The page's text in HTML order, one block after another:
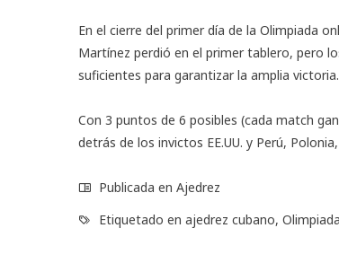
En el cierre del primer día de la Olimpiada
Martínez perdió en el primer tablero, pero
suficientes para garantizar la amplia victoria.
Con 3 puntos de 6 posibles (cada match
detrás de los invictos EE.UU. y Perú,
Publicada en Ajedrez
Etiquetado en ajedrez cubano,